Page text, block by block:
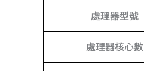
處理器型號
處理器核心數